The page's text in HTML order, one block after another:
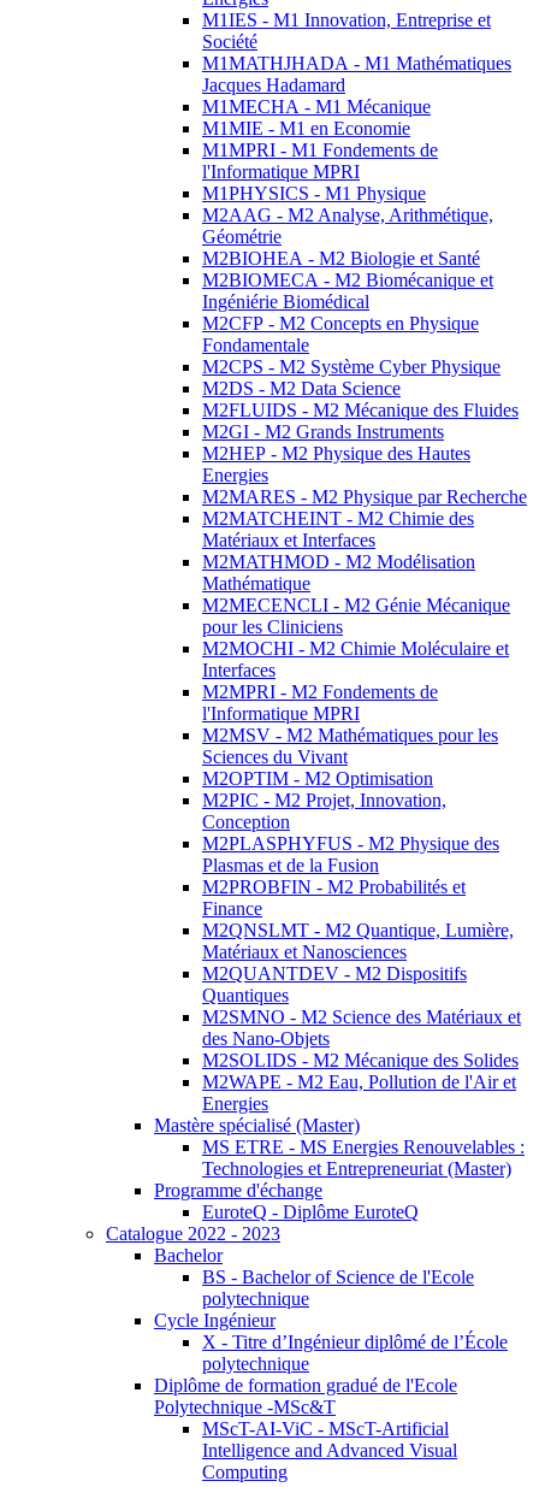
M1IES - M1 Innovation, Entreprise et
Société
M1MATHJHADA - M1 Mathématiques
Jacques Hadamard
M1MECHA - M1 Mécanique
M1MIE - M1 en Economie
M1MPRI - M1 Fondements de
l'Informatique MPRI
M1PHYSICS - M1 Physique
M2AAG - M2 Analyse, Arithmétique,
Géométrie
M2BIOHEA - M2 Biologie et Santé
M2BIOMECA - M2 Biomécanique et
Ingéniérie Biomédical
M2CFP - M2 Concepts en Physique
Fondamentale
M2CPS - M2 Système Cyber Physique
M2DS - M2 Data Science
M2FLUIDS - M2 Mécanique des Fluides
M2GI - M2 Grands Instruments
M2HEP - M2 Physique des Hautes
Energies
M2MARES - M2 Physique par Recherche
M2MATCHEINT - M2 Chimie des
Matériaux et Interfaces
M2MATHMOD - M2 Modélisation
Mathématique
M2MECENCLI - M2 Génie Mécanique
pour les Cliniciens
M2MOCHI - M2 Chimie Moléculaire et
Interfaces
M2MPRI - M2 Fondements de
l'Informatique MPRI
M2MSV - M2 Mathématiques pour les
Sciences du Vivant
M2OPTIM - M2 Optimisation
M2PIC - M2 Projet, Innovation,
Conception
M2PLASPHYFUS - M2 Physique des
Plasmas et de la Fusion
M2PROBFIN - M2 Probabilités et
Finance
M2QNSLMT - M2 Quantique, Lumière,
Matériaux et Nanosciences
M2QUANTDEV - M2 Dispositifs
Quantiques
M2SMNO - M2 Science des Matériaux et
des Nano-Objets
M2SOLIDS - M2 Mécanique des Solides
M2WAPE - M2 Eau, Pollution de l'Air et
Energies
Mastère spécialisé (Master)
MS ETRE - MS Energies Renouvelables :
Technologies et Entrepreneuriat (Master)
Programme d'échange
EuroteQ - Diplôme EuroteQ
Catalogue 2022 - 2023
Bachelor
BS - Bachelor of Science de l'Ecole
polytechnique
Cycle Ingénieur
X - Titre d’Ingénieur diplômé de l’École
polytechnique
Diplôme de formation gradué de l'Ecole
Polytechnique -MSc&T
MScT-AI-ViC - MScT-Artificial
Intelligence and Advanced Visual
Computing